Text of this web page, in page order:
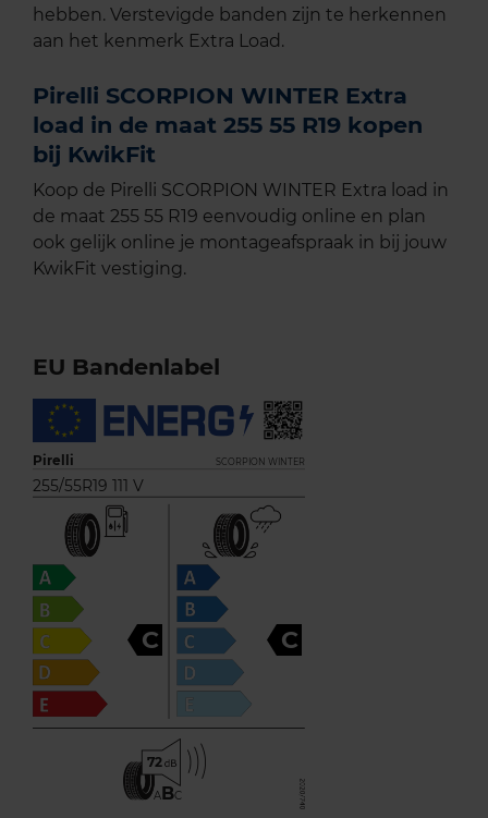
hebben. Verstevigde banden zijn te herkennen
aan het kenmerk Extra Load.
Pirelli SCORPION WINTER Extra
load in de maat 255 55 R19 kopen
bij KwikFit
Koop de Pirelli SCORPION WINTER Extra load in
de maat 255 55 R19 eenvoudig online en plan
ook gelijk online je montageafspraak in bij jouw
KwikFit vestiging.
EU Bandenlabel
Pirelli SCORPION WINTER
255/55R19 111 V
C C
72
ABC